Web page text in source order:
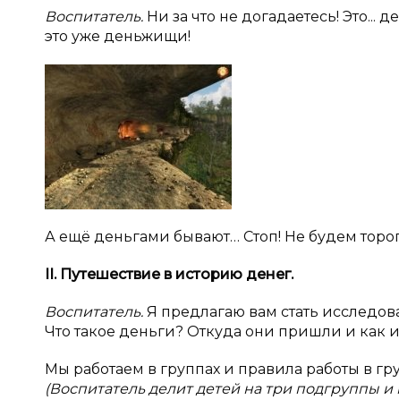
Воспитатель. Ни за что не догадаетесь!
это уже деньжищи!
А ещё деньгами бывают… Стоп! Не будем
II. Путешествие в историю денег.
Воспитатель. Я предлагаю вам стать
Что такое деньги? Откуда они пришли и как
Мы работаем в группах и правила работы в
(Воспитатель делит детей на три подгруппы